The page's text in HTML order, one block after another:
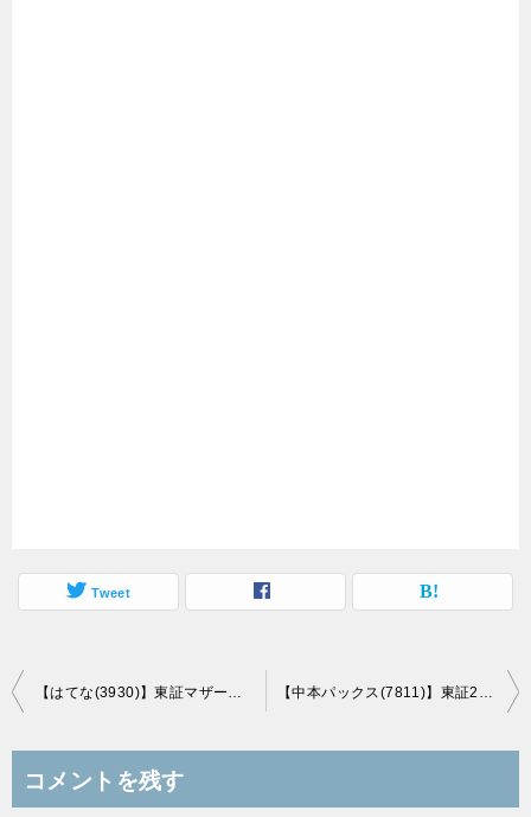
Tweet
投
ビ
【はてな(3930)】東証マザーズ市場に新規上場承認！(2/24上場予定) 【中本パックス(7811)】東証2部市場に新規上場承認！(3/3上場予定)
コメントを残す